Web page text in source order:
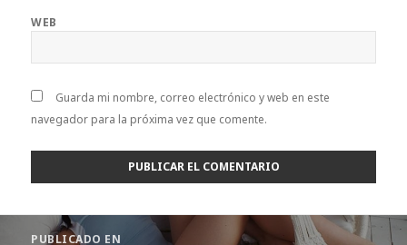
WEB
Guarda mi nombre, correo electrónico y web en este
navegador para la próxima vez que comente.
Navegación
PUBLICADO EN